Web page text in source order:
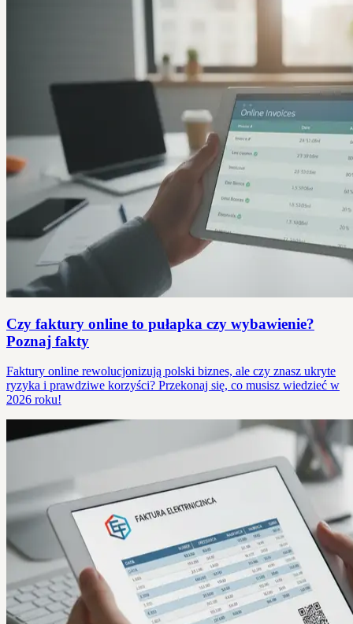
Czy faktury online to pułapka czy wybawienie?
Poznaj fakty
Faktury online rewolucjonizują polski biznes, ale czy znasz ukryte
ryzyka i prawdziwe korzyści? Przekonaj się, co musisz wiedzieć w
2026 roku!